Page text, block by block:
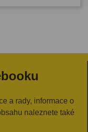
a rady, informace o
naleznete také